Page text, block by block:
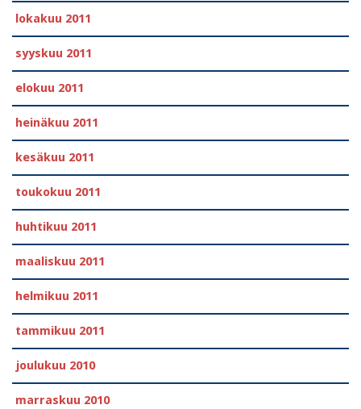
lokakuu 2011
syyskuu 2011
elokuu 2011
heinäkuu 2011
kesäkuu 2011
toukokuu 2011
huhtikuu 2011
maaliskuu 2011
helmikuu 2011
tammikuu 2011
joulukuu 2010
marraskuu 2010